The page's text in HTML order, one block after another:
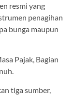
resmi yang
penagihan
bunga maupun
Pajak, Bagian
tiga sumber,